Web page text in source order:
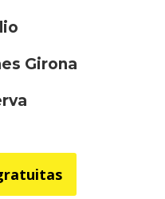
Girona